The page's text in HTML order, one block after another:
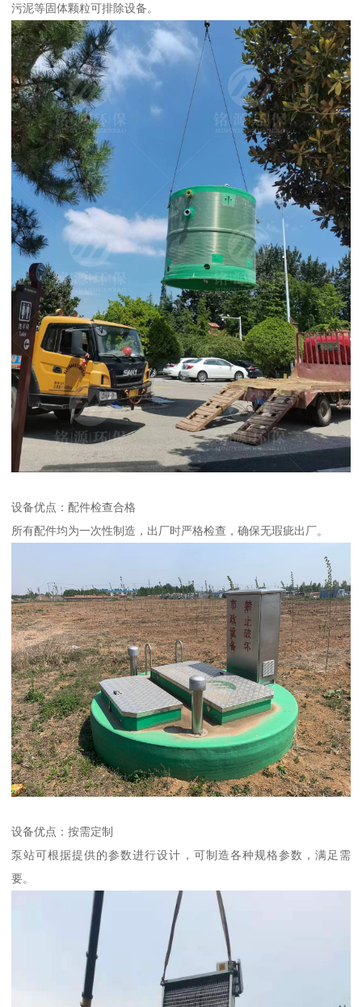
污泥等固体颗粒可排除设备。
设备优点：配件检查合格
所有配件均为一次性制造，出厂时严格检查，确保无瑕疵出厂。
设备优点：按需定制
泵站可根据提供的参数进行设计，可制造各种规格参数，满足需
要。